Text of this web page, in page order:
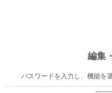
編集
パスワードを入力し、機能を